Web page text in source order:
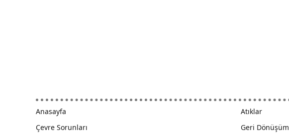
Anasayfa
Çevre Sorunları
Atıklar
Geri Dönüşüm